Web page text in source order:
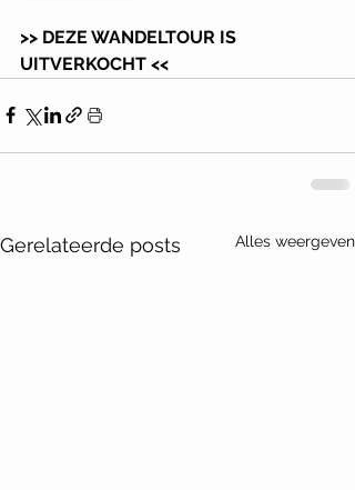
>> DEZE WANDELTOUR IS
UITVERKOCHT <<
Gerelateerde posts Alles weergeven